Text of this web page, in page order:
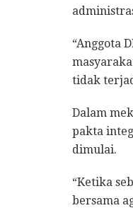
“Anggota
tidak
Dalam
pakta
dimulai.
“Ketika
bersama